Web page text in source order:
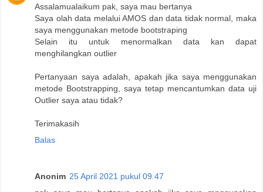
Assalamualaikum pak, saya mau bertanya
Saya olah data melalui AMOS dan data tidak normal, maka
saya menggunakan metode bootstraping
Selain itu untuk menormalkan data kan dapat
menghilangkan outlier
Pertanyaan saya adalah, apakah jika saya menggunakan
metode Bootstrapping, saya tetap mencantumkan data uji
Outlier saya atau tidak?
Terimakasih
Balas
Anonim 25 April 2021 pukul 09.47